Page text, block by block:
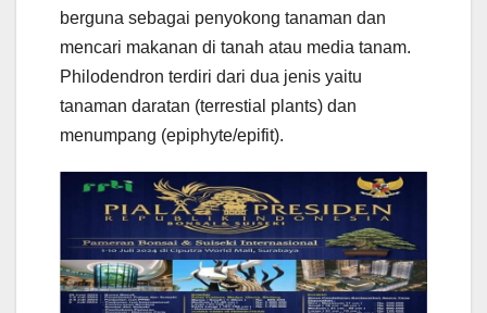
berguna sebagai penyokong tanaman dan
mencari makanan di tanah atau media tanam.
Philodendron terdiri dari dua jenis yaitu
tanaman daratan (terrestial plants) dan
menumpang (epiphyte/epifit).